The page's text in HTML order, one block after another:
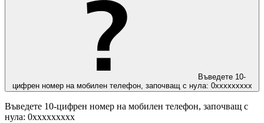
Въведете 10-
цифрен номер на мобилен телефон, започващ с нула: 0ххххххххх
Въведете 10-цифрен номер на мобилен телефон, започващ с
нула: 0ххххххххх